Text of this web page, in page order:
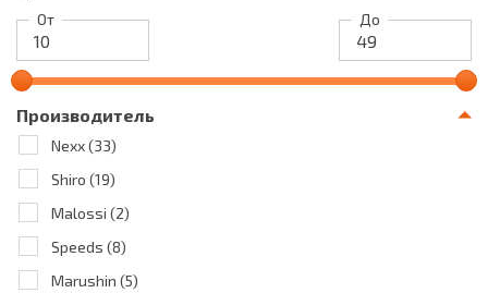
От До
Производитель
Nexx(33)
Shiro (19)
Malossi (2)
Speeds (8)
Marushin (5)